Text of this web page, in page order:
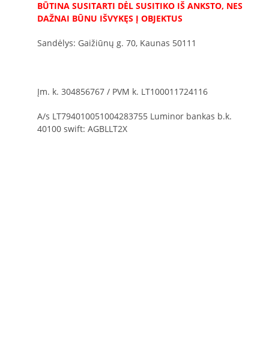
BŪTINA SUSITARTI DĖL SUSITIKO IŠ ANKSTO, NES
DAŽNAI BŪNU IŠVYKĘS Į OBJEKTUS
Sandėlys: Gaižiūnų g. 70, Kaunas 50111
Įm. k. 304856767 / PVM k. LT100011724116
A/s LT794010051004283755 Luminor bankas b.k.
40100 swift: AGBLLT2X